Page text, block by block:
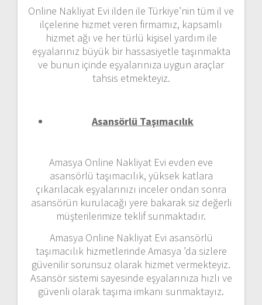
Online Nakliyat Evi ilden ile Türkiye’nin tüm il ve
ilçelerine hizmet veren firmamız, kapsamlı
hizmet ağı ve her türlü kişisel yardım ile
eşyalarınız büyük bir hassasiyetle taşınmakta
ve bunun içinde eşyalarınıza uygun araçlar
tahsis etmekteyiz.
Asansörlü Taşımacılık
Amasya Online Nakliyat Evi evden eve
asansörlü taşımacılık, yüksek katlara
çıkarılacak eşyalarınızı inceler ondan sonra
asansörün kurulacağı yere bakarak siz değerli
müşterilerimize teklif sunmaktadır.
Amasya Online Nakliyat Evi asansörlü
taşımacılık hizmetlerinde Amasya ’da sizlere
güvenilir sorunsuz olarak hizmet vermekteyiz.
Asansör sistemi sayesinde eşyalarınıza hızlı ve
güvenli olarak taşıma imkanı sunmaktayız.